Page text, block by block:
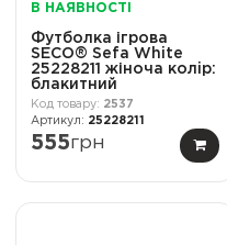
В НАЯВНОСТІ
Футболка ігрова
SECO® Sefa White
25228211 жіноча колiр:
блакитний
2537
25228211
555грн